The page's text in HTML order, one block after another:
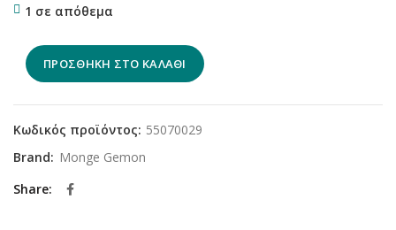
79,70€.
1 σε απόθεμα
ΠΡΟΣΘΉΚΗ ΣΤΟ ΚΑΛΆΘΙ
Κωδικός προϊόντος: 55070029
Brand: Monge Gemon
Share